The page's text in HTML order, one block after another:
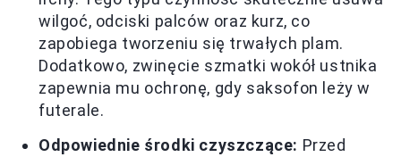
wilgoć, odciski palców oraz kurz, co
zapobiega tworzeniu się trwałych plam.
Dodatkowo, zwinęcie szmatki wokół ustnika
zapewnia mu ochronę, gdy saksofon leży w
futerale.
Odpowiednie środki czyszczące: Przed